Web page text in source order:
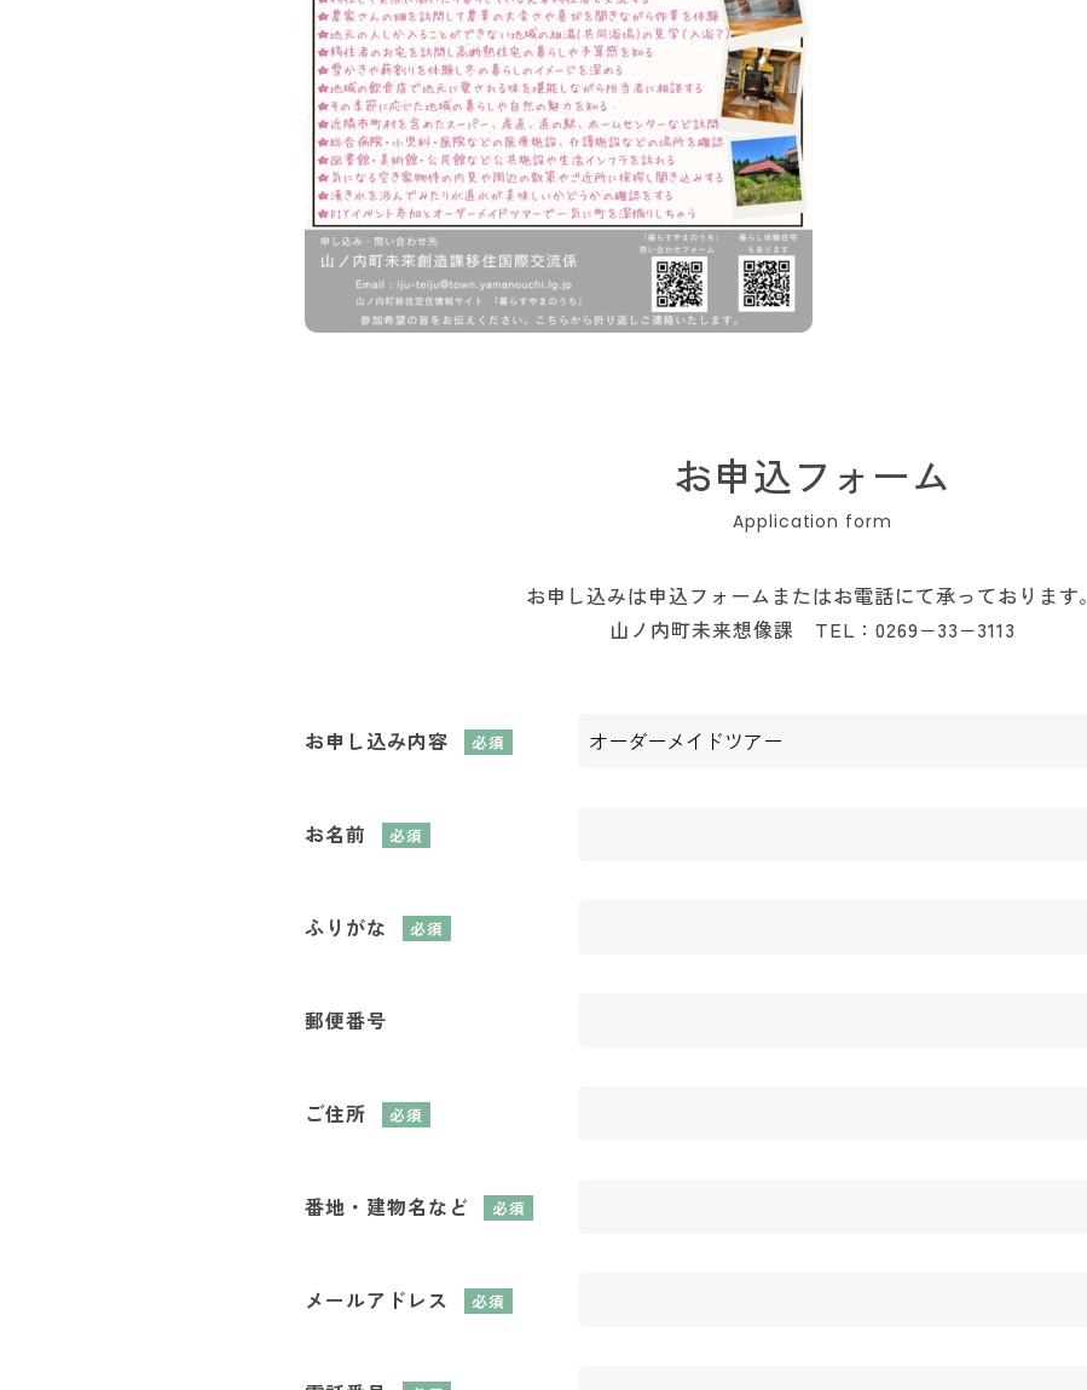
お申込フォーム
お申し込みは申込フォームまたはお電話にて承っております。
山ノ内町未来想像課 TEL：0269−33−3113
お申し込み内容 必須
お名前 必須
ふりがな 必須
郵便番号
ご住所 必須
番地・建物名など 必須
メールアドレス 必須